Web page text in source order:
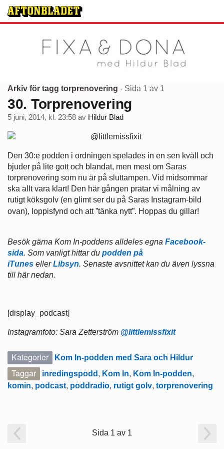
Arkiv för tagg torprenovering - Sida 1 av 1
30. Torprenovering
5 juni, 2014, kl. 23:58 av Hildur Blad
Den 30:e podden i ordningen spelades in en sen kväll och
bjuder på lite gott och blandat, men mest om Saras
torprenovering som nu är på sluttampen. Vid midsommar
ska allt vara klart! Den här gången pratar vi målning av
rutigt köksgolv (en glimt ser du på Saras Instagram-bild
ovan), loppisfynd och att ”tänka nytt”. Hoppas du gillar!
Besök gärna Kom In-poddens alldeles egna Facebook-
sida. Som vanligt hittar du podden på
iTunes ellerLibsyn. Senaste avsnittet kan du även lyssna
till här nedan.
[display_podcast]
Instagramfoto: Sara Zetterström @littlemissfixit
Kategorier Kom In-podden med Sara och Hildur
Taggar inredingspodd , Kom In, Kom In-podden,
komin, podcast, poddradio, rutigt golv, torprenovering
Sida 1 av 1